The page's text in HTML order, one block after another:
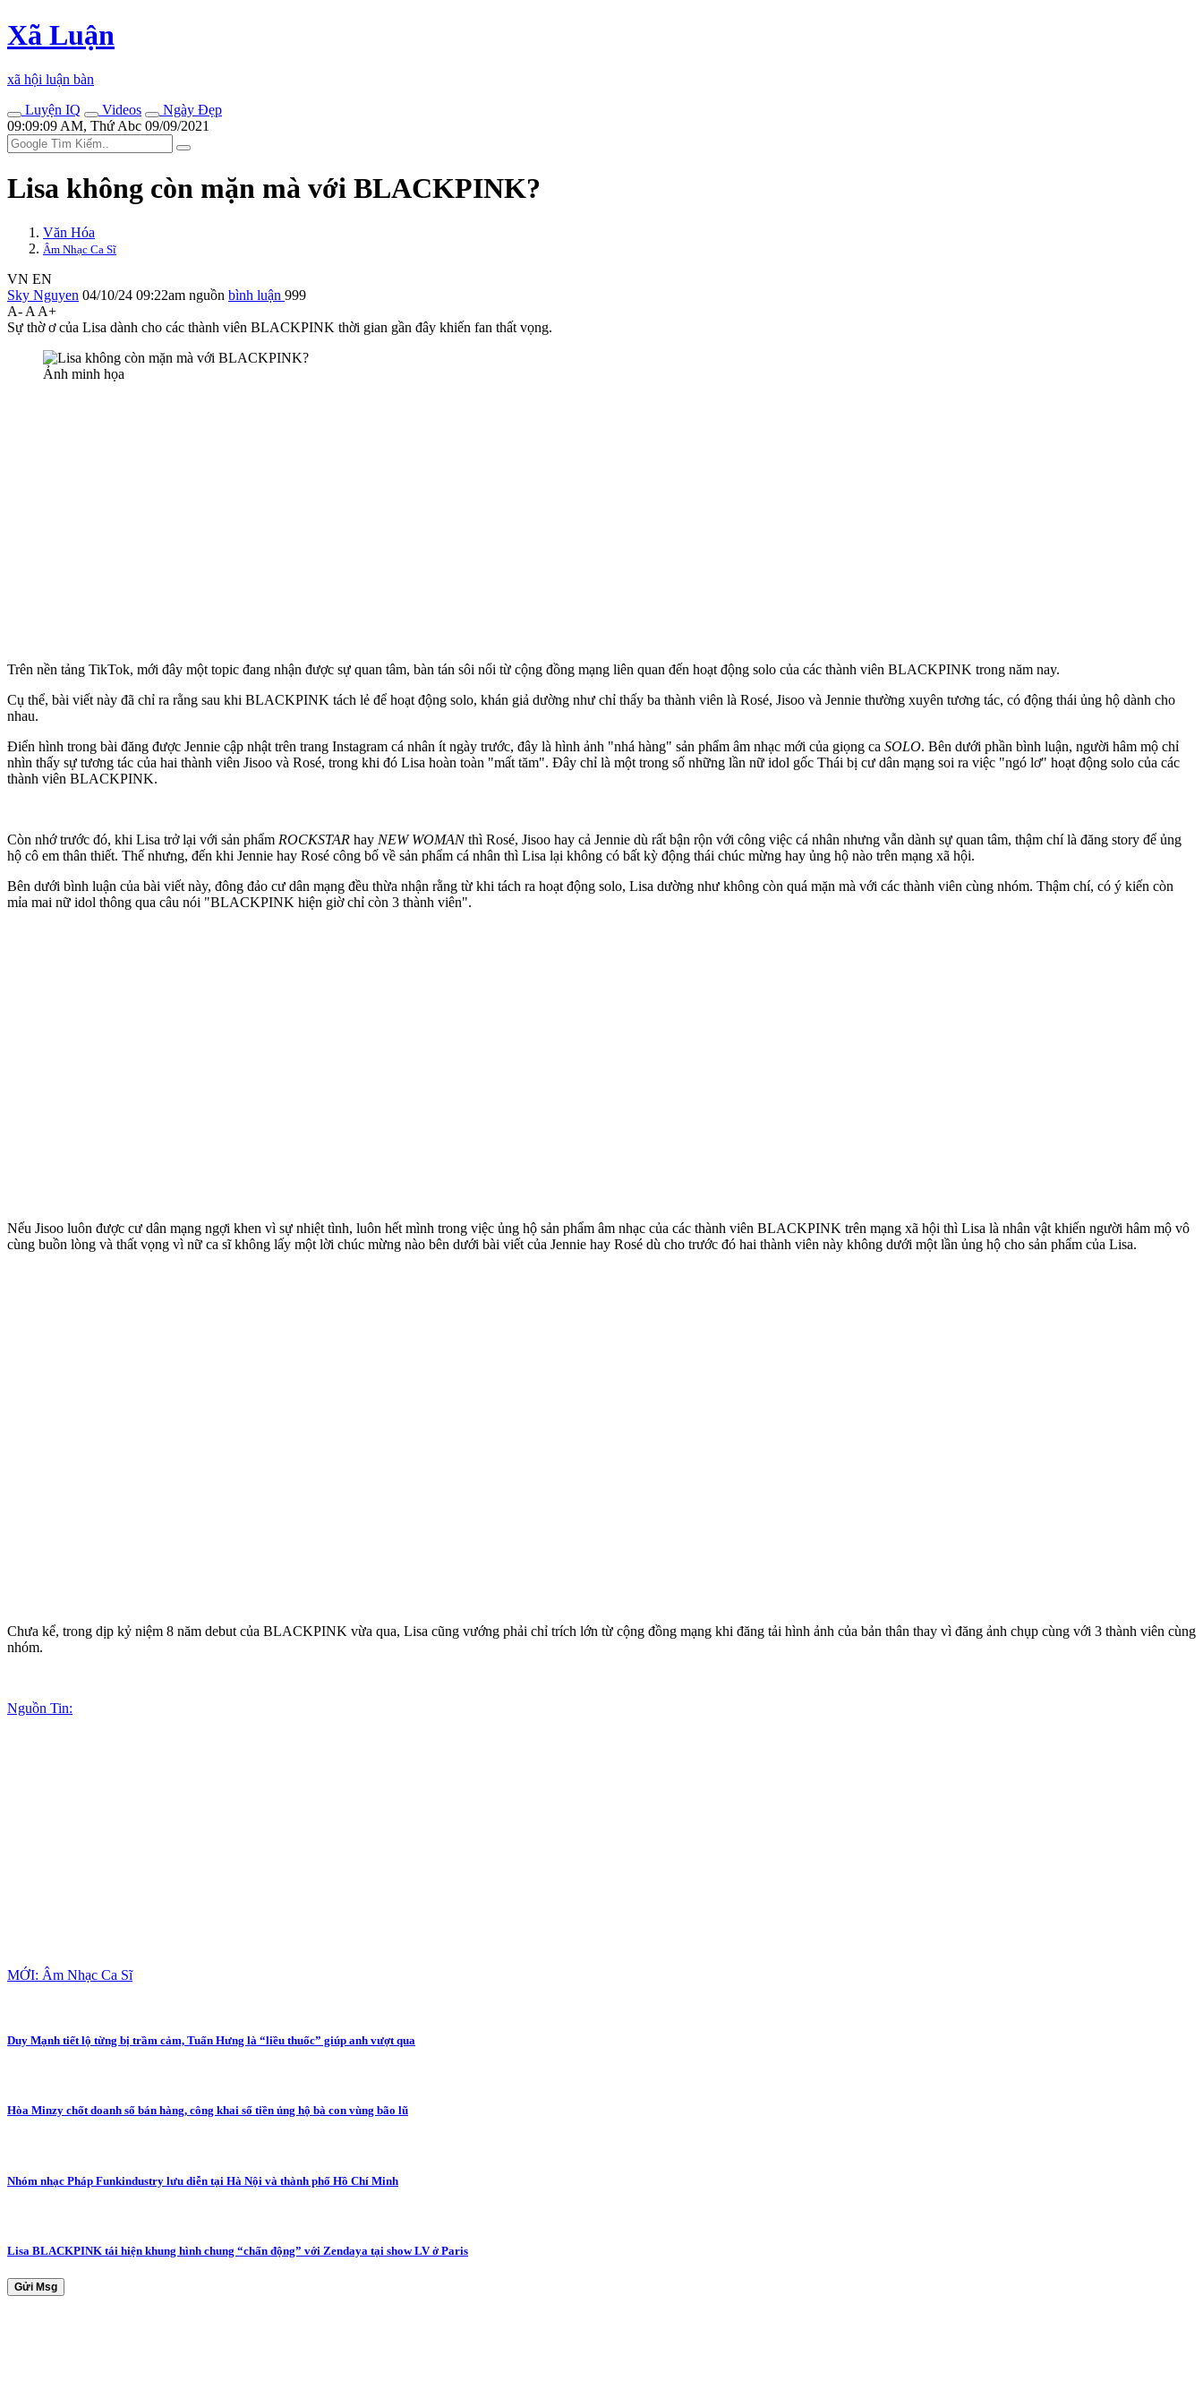
Xã Luận
xã hội luận bàn
Luyện IQ
Videos
Ngày Đẹp
09:09:09 AM, Thứ Abc 09/09/2021
Lisa không còn mặn mà với BLACKPINK?
Văn Hóa
Âm Nhạc Ca Sĩ
VN EN
Sky Nguyen 04/10/24 09:22am nguồn bình luận 999
A- A A+
Sự thờ ơ của Lisa dành cho các thành viên BLACKPINK thời gian gần đây khiến fan thất vọng.
Ảnh minh họa
Trên nền tảng TikTok, mới đây một topic đang nhận được sự quan tâm, bàn tán sôi nổi từ cộng đồng mạng liên quan đến hoạt động solo của các thành viên BLACKPINK trong năm nay.
Cụ thể, bài viết này đã chỉ ra rằng sau khi BLACKPINK tách lẻ để hoạt động solo, khán giả dường như chỉ thấy ba thành viên là Rosé, Jisoo và Jennie thường xuyên tương tác, có động thái ủng hộ dành cho
nhau.
Điển hình trong bài đăng được Jennie cập nhật trên trang Instagram cá nhân ít ngày trước, đây là hình ảnh "nhá hàng" sản phẩm âm nhạc mới của giọng ca SOLO. Bên dưới phần bình luận, người hâm mộ chỉ
nhìn thấy sự tương tác của hai thành viên Jisoo và Rosé, trong khi đó Lisa hoàn toàn "mất tăm". Đây chỉ là một trong số những lần nữ idol gốc Thái bị cư dân mạng soi ra việc "ngó lơ" hoạt động solo của các
thành viên BLACKPINK.
Còn nhớ trước đó, khi Lisa trở lại với sản phẩm ROCKSTAR hay NEW WOMANthì Rosé, Jisoo hay cả Jennie dù rất bận rộn với công việc cá nhân nhưng vẫn dành sự quan tâm, thậm chí là đăng story để ủng
hộ cô em thân thiết. Thế nhưng, đến khi Jennie hay Rosé công bố về sản phẩm cá nhân thì Lisa lại không có bất kỳ động thái chúc mừng hay ủng hộ nào trên mạng xã hội.
Bên dưới bình luận của bài viết này, đông đảo cư dân mạng đều thừa nhận rằng từ khi tách ra hoạt động solo, Lisa dường như không còn quá mặn mà với các thành viên cùng nhóm. Thậm chí, có ý kiến còn
mỉa mai nữ idol thông qua câu nói "BLACKPINK hiện giờ chỉ còn 3 thành viên".
Nếu Jisoo luôn được cư dân mạng ngợi khen vì sự nhiệt tình, luôn hết mình trong việc ủng hộ sản phẩm âm nhạc của các thành viên BLACKPINK trên mạng xã hội thì Lisa là nhân vật khiến người hâm mộ vô
cùng buồn lòng và thất vọng vì nữ ca sĩ không lấy một lời chúc mừng nào bên dưới bài viết của Jennie hay Rosé dù cho trước đó hai thành viên này không dưới một lần ủng hộ cho sản phẩm của Lisa.
Chưa kể, trong dịp kỷ niệm 8 năm debut của BLACKPINK vừa qua, Lisa cũng vướng phải chỉ trích lớn từ cộng đồng mạng khi đăng tải hình ảnh của bản thân thay vì đăng ảnh chụp cùng với 3 thành viên cùng
nhóm.
Nguồn Tin:
MỚI: Âm Nhạc Ca Sĩ
Duy Mạnh tiết lộ từng bị trầm cảm, Tuấn Hưng là “liều thuốc” giúp anh vượt qua
Hòa Minzy chốt doanh số bán hàng, công khai số tiền ủng hộ bà con vùng bão lũ
Nhóm nhạc Pháp Funkindustry lưu diễn tại Hà Nội và thành phố Hồ Chí Minh
Lisa BLACKPINK tái hiện khung hình chung “chấn động” với Zendaya tại show LV ở Paris
Gửi Msg